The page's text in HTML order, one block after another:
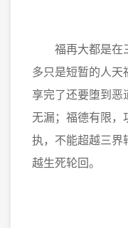
福再大都是在
多只是短暂的人天
享完了还要堕到恶
无漏；福德有限，
执，不能超越三界
越生死轮回。